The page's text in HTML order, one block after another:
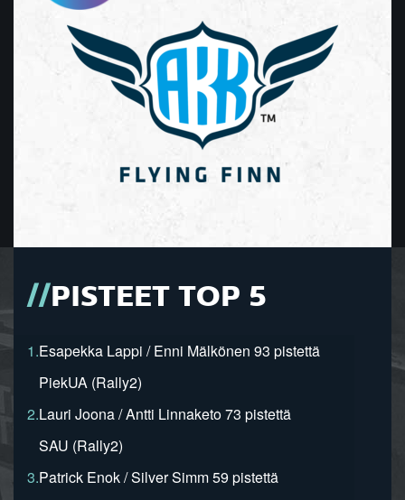
PISTEET TOP 5
1.Esapekka Lappi / Enni Mälkönen 93 pistettä
PiekUA (Rally2)
2.Lauri Joona / Antti Linnaketo 73 pistettä
SAU (Rally2)
3.Patrick Enok / Silver Simm 59 pistettä